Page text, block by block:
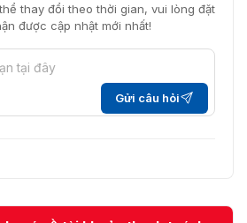
thay đổi theo thời gian, vui lòng đặt
được cập nhật mới nhất!
Gửi câu hỏi